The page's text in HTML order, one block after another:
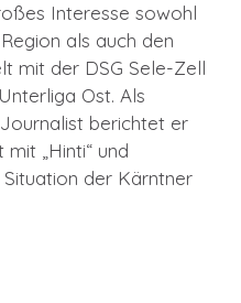
Interesse sowohl
als auch den
mit der DSG Sele-Zell
Ost. Als
berichtet er
„Hinti“ und
der Kärntner